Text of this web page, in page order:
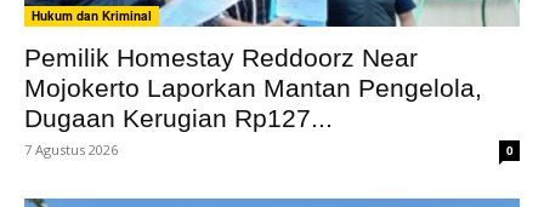
Hukum dan Kriminal
Pemilik Homestay Reddoorz Near
Mojokerto Laporkan Mantan Pengelola,
Dugaan Kerugian Rp127...
7 Agustus 2026 0